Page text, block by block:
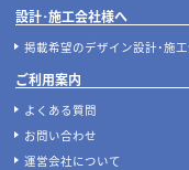
設計･施工会社様へ
掲載希望のデザイン設計･施
ご利用案内
よくある質問
お問い合わせ
運営会社について